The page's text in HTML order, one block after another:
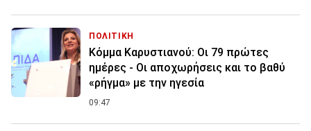
ΠΟΛΙΤΙΚΗ
Κόμμα Καρυστιανού: Οι 79 πρώτες
ημέρες - Οι αποχωρήσεις και το βαθύ
«ρήγμα» με την ηγεσία
09:47